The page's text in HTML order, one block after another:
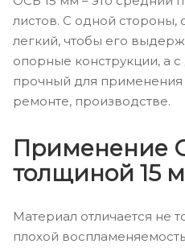
листов. С одной стороны,
легкий, чтобы его
опорные конструкции, а
прочный для применения
ремонте, производстве.
Применение
толщиной 15
Материал отличается не
плохой